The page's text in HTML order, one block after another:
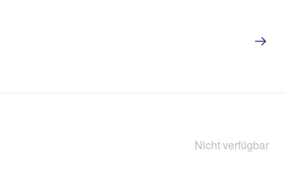
Nicht verfügbar